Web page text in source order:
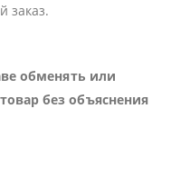
заказ.
обменять или
без объяснения